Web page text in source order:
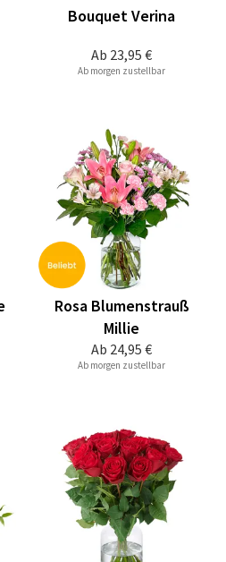
Ab 23,95 €
Bouquet Verina
Ab morgen zustellbar
Ab 24,95 €
Rosa Blumenstrauß
Millie
Ab morgen zustellbar